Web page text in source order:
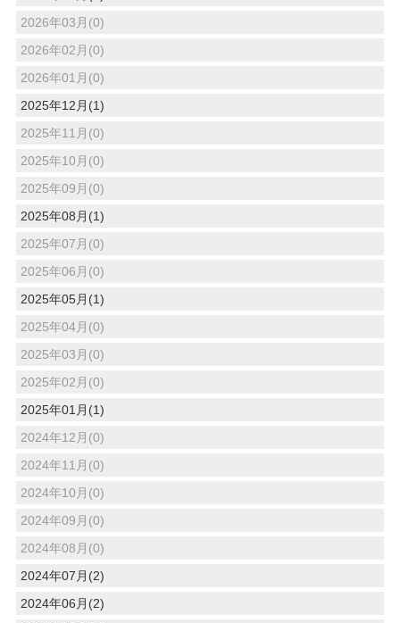
2026年03月(0)
2026年02月(0)
2026年01月(0)
2025年12月(1)
2025年11月(0)
2025年10月(0)
2025年09月(0)
2025年08月(1)
2025年07月(0)
2025年06月(0)
2025年05月(1)
2025年04月(0)
2025年03月(0)
2025年02月(0)
2025年01月(1)
2024年12月(0)
2024年11月(0)
2024年10月(0)
2024年09月(0)
2024年08月(0)
2024年07月(2)
2024年06月(2)